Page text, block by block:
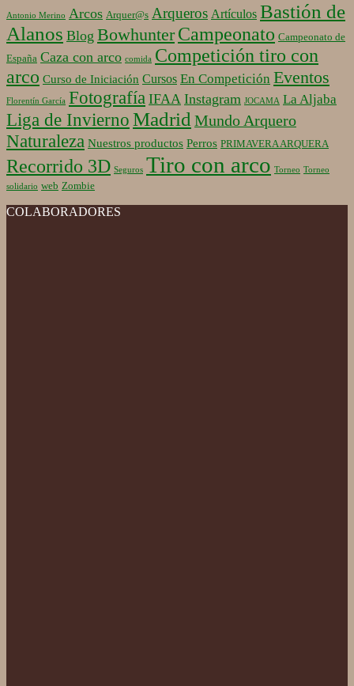
Antonio Merino Arcos Arquer@s Arqueros Artículos Bastión de
Alanos Blog Bowhunter Campeonato Campeonato de
España Caza con arco comida Competición tiro con
arco Curso de Iniciación Cursos En Competición Eventos
Florentín García Fotografía IFAA Instagram JOCAMA La Aljaba
Liga de Invierno Madrid Mundo Arquero
Naturaleza Nuestros productos Perros PRIMAVERA ARQUERA
Recorrido 3D Seguros Tiro con arco Torneo Torneo
solidario web Zombie
COLABORADORES